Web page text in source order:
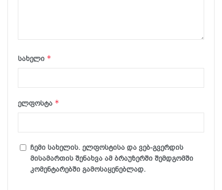
სახელი *
ელფოსტა *
ჩემი სახელის. ელფოსტისა და ვებ-გვერდის
მისამართის შენახვა ამ ბრაუზერში შემდგომში
კომენტარებში გამოსაყენებლად.